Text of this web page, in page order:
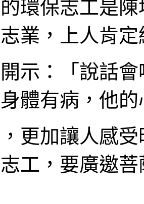
的環保志工是
業，上人肯
示：「說話
體有病，他
更加讓人感
工，要廣邀